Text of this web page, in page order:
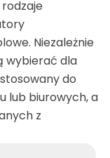
Niezależnie
wybierać dla
do
lub biurowych, a
z